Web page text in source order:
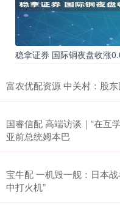
稳拿证券 国际铜夜盘收涨
富农优配资源 中关村：股
国睿信配 高端访谈｜“在
亚前总统姆本巴
宝牛配 一机毁一舰：日本
中打火机”